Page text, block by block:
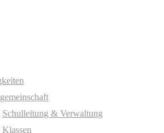
Schulleitung & Verwaltung
Klassen